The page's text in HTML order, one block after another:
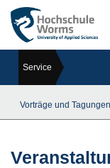
Service
Vorträge und Tagungen